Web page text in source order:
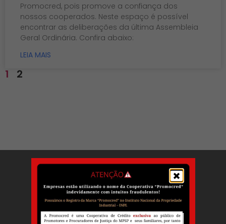
Promocred, pois promove a confiança dos
nossos cooperados. Neste espaço é possível
encontrar as deliberações da última Assembleia
Geral Ordinária. Confira abaixo:
LEIA MAIS
1 2